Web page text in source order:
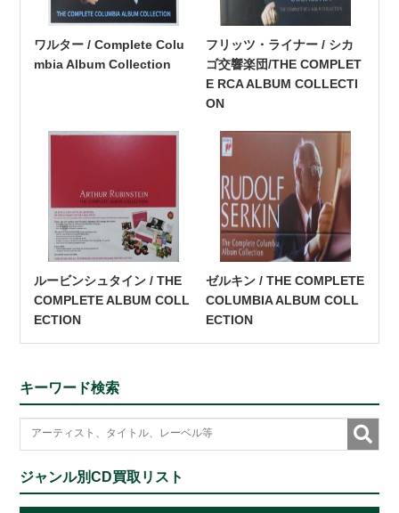
ワルター / Complete Colu
mbia Album Collection
フリッツ・ライナー / シカ
ゴ交響楽団/THE COMPLET
E RCA ALBUM COLLECTI
ON
ルービンシュタイン / THE
COMPLETE ALBUM COLL
ECTION
ゼルキン / THE COMPLETE
COLUMBIA ALBUM COLL
ECTION
キーワード検索
ジャンル別CD買取リスト